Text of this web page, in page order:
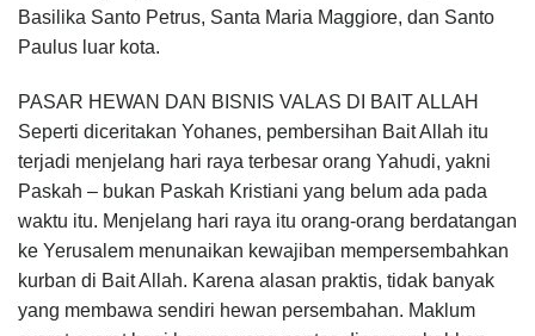
Basilika Santo Petrus, Santa Maria Maggiore, dan Santo
Paulus luar kota.
PASAR HEWAN DAN BISNIS VALAS DI BAIT ALLAH
Seperti diceritakan Yohanes, pembersihan Bait Allah itu
terjadi menjelang hari raya terbesar orang Yahudi, yakni
Paskah – bukan Paskah Kristiani yang belum ada pada
waktu itu. Menjelang hari raya itu orang-orang berdatangan
ke Yeru­salem menunaikan kewajiban mempersembahkan
kurban di Bait Allah. Karena alasan praktis, tidak banyak
yang membawa sendiri hewan persembahan. Maklum